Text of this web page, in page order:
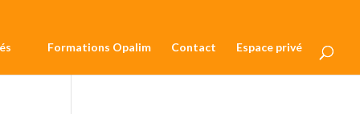
Formations Opalim Contact Espace privé